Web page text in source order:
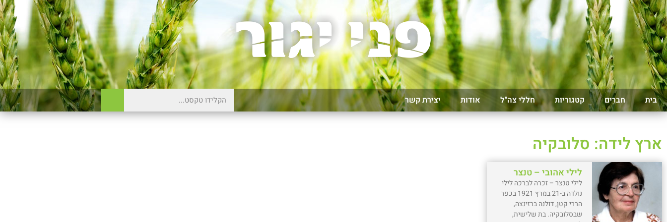
בית חברים קטגוריות חללי צה"ל אודות יצירת קשר
ארץ לידה: סלובקיה
לילי אהובי – טנצר
לילי טנצר – זכרה לברכה לילי
נולדה ב-21 במרץ 1921 בכפר
הררי קטן, דולנה ברזינצה,
שבסלובקיה. בת שלישית,